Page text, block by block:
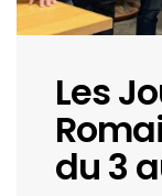
Les
du 3